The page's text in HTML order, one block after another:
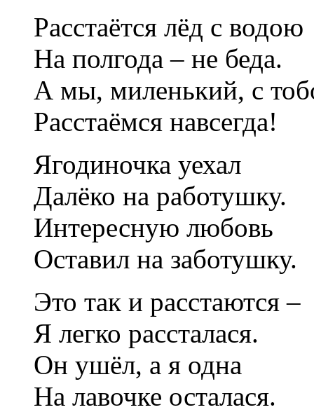
Расстаётся лёд с водою
На полгода – не беда.
А мы, миленький, с
Расстаёмся навсегда!
Ягодиночка уехал
Далёко на работушку.
Интересную любовь
Оставил на заботушку.
Это так и расстаются –
Я легко рассталася.
Он ушёл, а я одна
На лавочке осталася.